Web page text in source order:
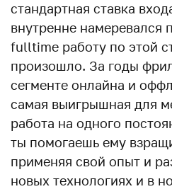
стандартная ставка
внутренне намеревался
fulltime работу по этой
произошло. За годы
сегменте онлайна и
самая выигрышная для
работа на одного
ты помогаешь ему
применяя свой опыт и
новых технологиях и в